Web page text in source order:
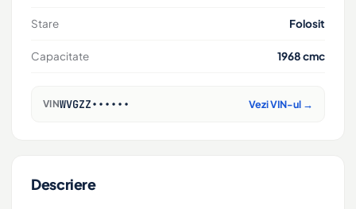
Stare Folosit
Capacitate 1968 cmc
VINWVGZZ•••••• Vezi VIN-ul →
Descriere